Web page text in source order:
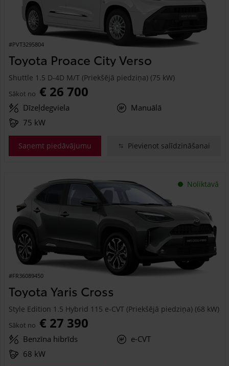
#PVT3295804
Toyota Proace City Verso
Shuttle 1.5 D-4D M/T (Priekšējā piedziņa) (75 kW)
Sākot no € 26 700
Dīzeļdegviela
Manuālā
75 kW
Saņemt piedāvājumu Pievienot salīdzināšanai
Noliktavā
#FR36089450
Toyota Yaris Cross
Style Edition 1.5 Hybrid 115 e-CVT (Priekšējā piedziņa) (68 kW)
Sākot no € 27 390
Benzīna hibrīds
e-CVT
68 kW